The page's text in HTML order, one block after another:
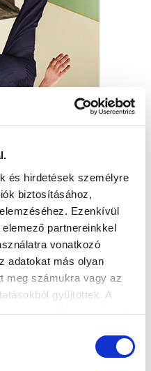
és hirdetések személyre
biztosításához,
Ezenkívül
partnereinkkel
vonatkozó
adatokat más olyan
meg számukra vagy az
gyűjtöttek. A
Ön hozzájárul a